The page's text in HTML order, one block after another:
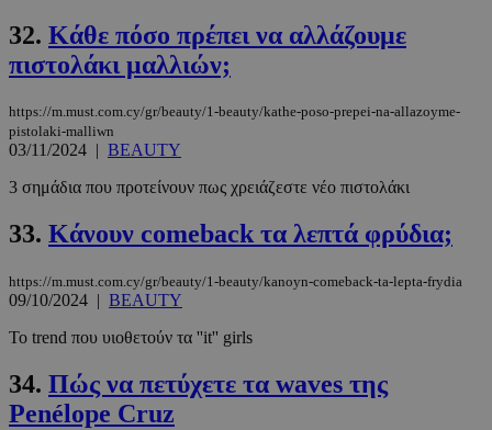
32. Κάθε πόσο πρέπει να αλλάζουμε
πιστολάκι μαλλιών;
https://m.must.com.cy/gr/beauty/1-beauty/kathe-poso-prepei-na-allazoyme-
pistolaki-malliwn
03/11/2024 | BEAUTY
3 σημάδια που προτείνουν πως χρειάζεστε νέο πιστολάκι
33. Κάνουν comeback τα λεπτά φρύδια;
https://m.must.com.cy/gr/beauty/1-beauty/kanoyn-comeback-ta-lepta-frydia
09/10/2024 | BEAUTY
Το trend που υιοθετούν τα ''it'' girls
34. Πώς να πετύχετε τα waves της
Penélope Cruz